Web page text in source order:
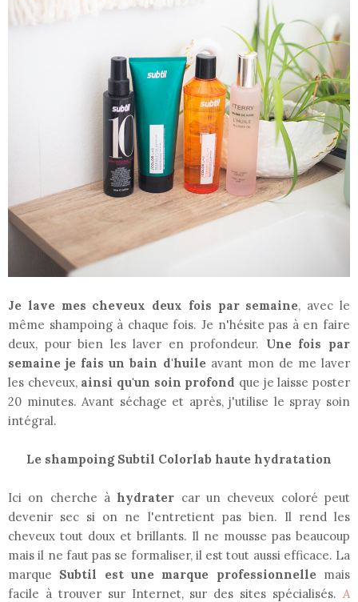
Je lave mes cheveux deux fois par semaine, avec le
même shampoing à chaque fois. Je n'hésite pas à en faire
deux, pour bien les laver en profondeur. Une fois par
semaine je fais un bain d'huileavant mon de me laver
les cheveux, ainsi qu'un soin profond que je laisse poster
20 minutes. Avant séchage et après, j'utilise le spray soin
intégral.
Le shampoing Subtil Colorlab haute hydratation
Ici on cherche à hydrater car un cheveux coloré peut
devenir sec si on ne l'entretient pas bien. Il rend les
cheveux tout doux et brillants. Il ne mousse pas beaucoup
mais il ne faut pas se formaliser, il est tout aussi efficace. La
marque Subtil est une marque professionnellemais
facile à trouver sur Internet, sur des sites spécialisés. A